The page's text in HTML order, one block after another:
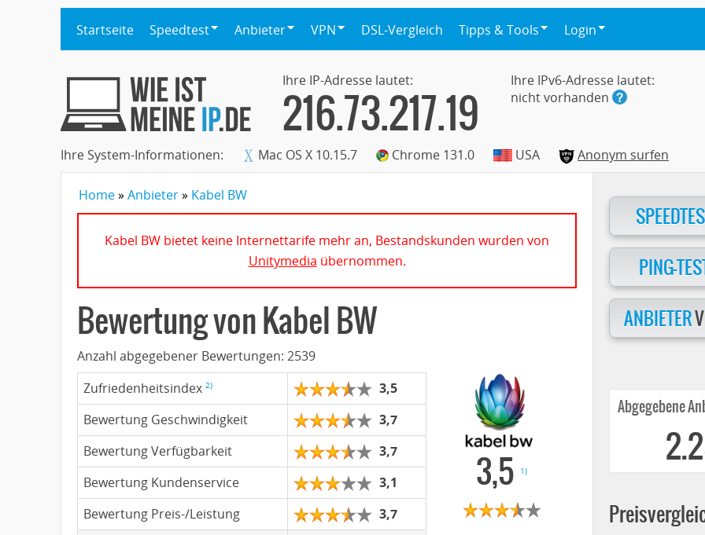
Startseite Speedtest Anbieter VPN DSL-Vergleich Tipps & Tools Login
Ihre IP-Adresse lautet:
216.73.217.19
Ihre IPv6-Adresse lautet:
nicht vorhanden
Ihre System-Informationen: Mac OS X 10.15.7 Chrome 131.0 USA Anonym surfen
Home Anbieter Kabel BW
Kabel BW bietet keine Internettarife mehr an, Bestandskunden wurden von
Unitymedia übernommen.
Bewertung von Kabel BW
Anzahl abgegebener Bewertungen: 2539
3,5 1)
Zufriedenheitsindex 2)
3,5
Bewertung Geschwindigkeit
3,7
Bewertung Verfügbarkeit
3,7
Bewertung Kundenservice
3,1
Bewertung Preis-/Leistung
3,7
PING-
ANBIETER
Abgegebene